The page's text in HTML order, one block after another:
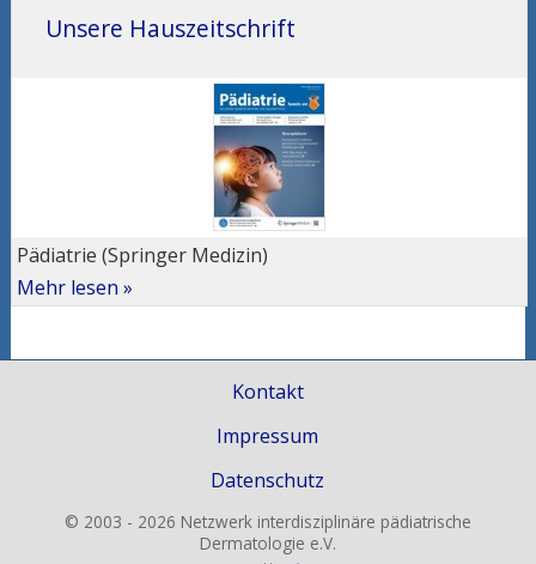
Unsere Hauszeitschrift
Pädiatrie (Springer Medizin)
Mehr lesen »
Kontakt
Impressum
Datenschutz
© 2003 - 2026 Netzwerk interdisziplinäre pädiatrische
Dermatologie e.V.